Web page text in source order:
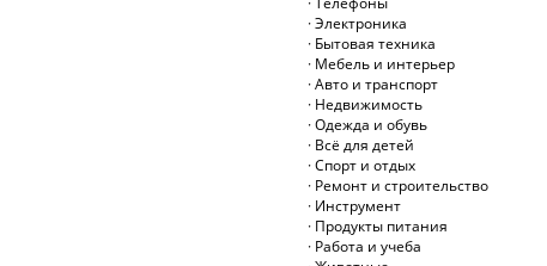
Электроника
Бытовая техника
Мебель и интерьер
Авто и транспорт
Недвижимость
Одежда и обувь
Всё для детей
Спорт и отдых
Ремонт и строительство
Инструмент
Продукты питания
Работа и учеба